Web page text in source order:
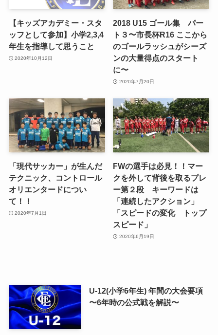
【キッズアカデミー・スタ
ッフとして参加】小学2,3,4
年生を指導して思うこと
2020年10月12日
2018 U15 ゴール集 パー
ト３〜市長杯R16 ここから
のゴールラッシュがシーズ
ンの大量得点のスタート
に〜
2020年7月20日
「現代サッカー」が生んだ
テクニック、コントロール
オリエンタードについ
て！！
2020年7月1日
FWの選手は必見！！マー
クを外して背後を取るプレ
ー第２段 キーワードは
「連続したアクション」
「スピードの変化 トップ
スピード」
2020年6月19日
U-12(小学6年生) 年間の大会要項
〜6年時の公式戦を解説〜